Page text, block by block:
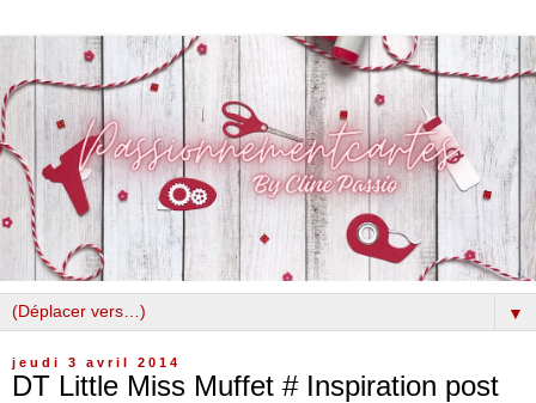
▼
jeudi 3 avril 2014
DT Little Miss Muffet # Inspiration post